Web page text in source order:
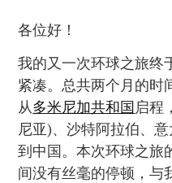
各位好！
我的又一次环球之旅终
紧凑。总共两个月的时
从多米尼加共和国启程
尼亚)、沙特阿拉伯、
到中国。本次环球之旅
间没有丝毫的停顿，与